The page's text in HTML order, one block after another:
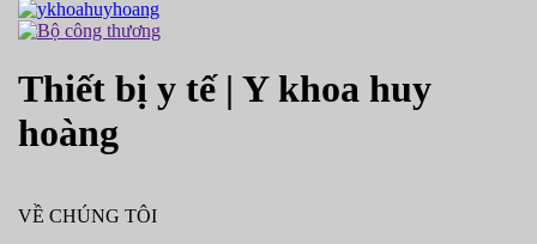
Thiết bị y tế | Y khoa huy
hoàng
VỀ CHÚNG TÔI